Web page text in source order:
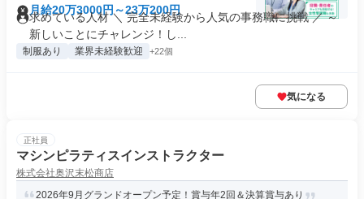
月給20万3000円～23万200円
求めている人材 ＼ 完全未経験から人気の事務職に挑戦 ／ ～
新しいことにチャレンジ！し...
制服あり 業界未経験歓迎 +22個
気になる
正社員
マシンピラティスインストラクター
株式会社奥沢末松商店
2026年9月グランドオープン予定！賞与年2回＆決算賞与あり